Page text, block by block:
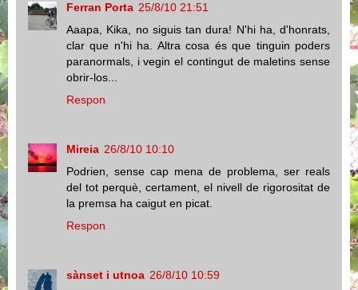
Ferran Porta 25/8/10 21:51
Aaapa, Kika, no siguis tan dura! N'hi ha, d'honrats,
clar que n'hi ha. Altra cosa és que tinguin poders
paranormals, i vegin el contingut de maletins sense
obrir-los...
Respon
Mireia 26/8/10 10:10
Podrien, sense cap mena de problema, ser reals
del tot perquè, certament, el nivell de rigorositat de
la premsa ha caigut en picat.
Respon
sànset i utnoa 26/8/10 10:59